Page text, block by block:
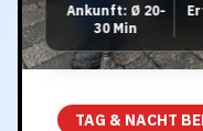
Ankunft: Ø 20-
30 Min
TAG & NACHT